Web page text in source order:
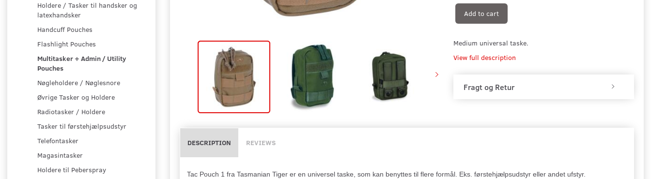
Holdere / Tasker til handsker og
latexhandsker
Handcuff Pouches
Flashlight Pouches
Multitasker + Admin / Utility
Pouches
Nøgleholdere / Nøglesnore
Øvrige Tasker og Holdere
Radiotasker / Holdere
Tasker til førstehjælpsudstyr
Telefontasker
Magasintasker
Holdere til Peberspray
Add to cart
Medium universal taske.
View full description
Fragt og Retur
DESCRIPTION REVIEWS
Tac Pouch 1 fra Tasmanian Tiger er en universel taske, som kan benyttes til flere formål. Eks. førstehjælpsudstyr eller andet ufstyr.